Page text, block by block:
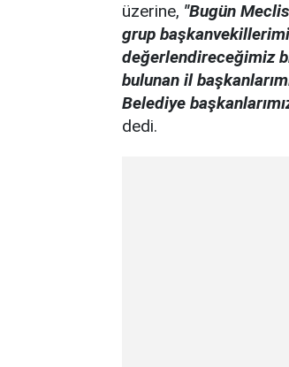
üzerine, "Bugün
grup
değerlendireceğimiz
bulunan il
Belediye
dedi.